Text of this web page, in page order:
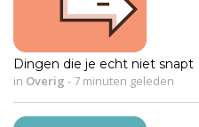
Dingen die je echt niet snapt
in Overig - 7 minuten geleden